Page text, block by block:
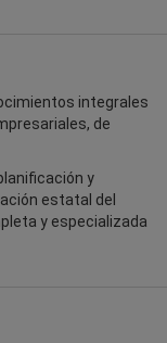
integrales
de
y
estatal del
y especializada